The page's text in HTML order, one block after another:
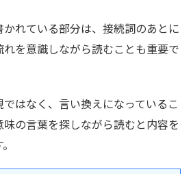
れている部分は、接続詞のあとに
を意識しながら読むことも重要で
はなく、言い換えになっているこ
の言葉を探しながら読むと内容を